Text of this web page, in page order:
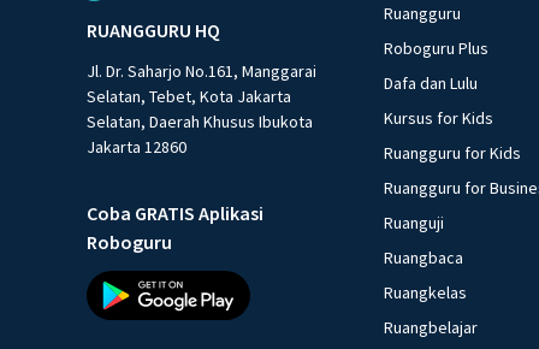
RUANGGURU HQ
Jl. Dr. Saharjo No.161, Manggarai
Selatan, Tebet, Kota Jakarta
Selatan, Daerah Khusus Ibukota
Jakarta 12860
Coba GRATIS Aplikasi
Roboguru
Ruangguru
Roboguru Plus
Dafa dan Lulu
Kursus for Kids
Ruangguru for Kids
Ruangguru for
Ruanguji
Ruangbaca
Ruangkelas
Ruangbelajar